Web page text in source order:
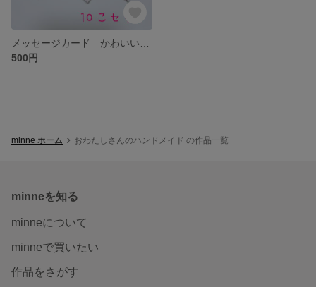
500円
minne ホーム おわたしさんのハンドメイド の作品一覧
minneを知る
minneについて
minneで買いたい
作品をさがす